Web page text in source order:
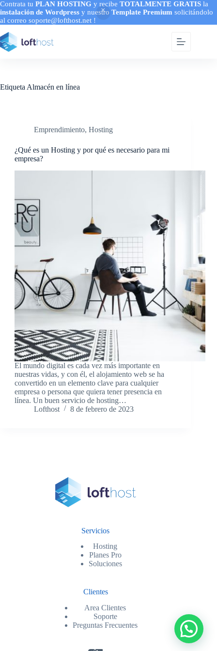
Contrata tu PLAN HOSTING y recibe TOTALMENTE GRATIS la
instalación de Wordpress y nuestro Template Premium solicitándolo
al correo soporte@lofthost.net !
al
contenido
Etiqueta Almacén en línea
Emprendimiento, Hosting
¿Qué es un Hosting y por qué es necesario para mi
empresa?
El mundo digital es cada vez más importante en
nuestras vidas, y con él, el alojamiento web se ha
convertido en un elemento clave para cualquier
empresa o persona que quiera tener presencia en
línea. Un buen servicio de hosting…
Lofthost
8 de febrero de 2023
Servicios
Hosting
Planes Pro
Soluciones
Clientes
Area Clientes
Soporte
Preguntas Frecuentes